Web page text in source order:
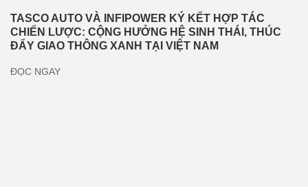
TASCO AUTO VÀ INFIPOWER KÝ KẾT HỢP TÁC
CHIẾN LƯỢC: CỘNG HƯỞNG HỆ SINH THÁI, THÚC
ĐẨY GIAO THÔNG XANH TẠI VIỆT NAM
ĐỌC NGAY